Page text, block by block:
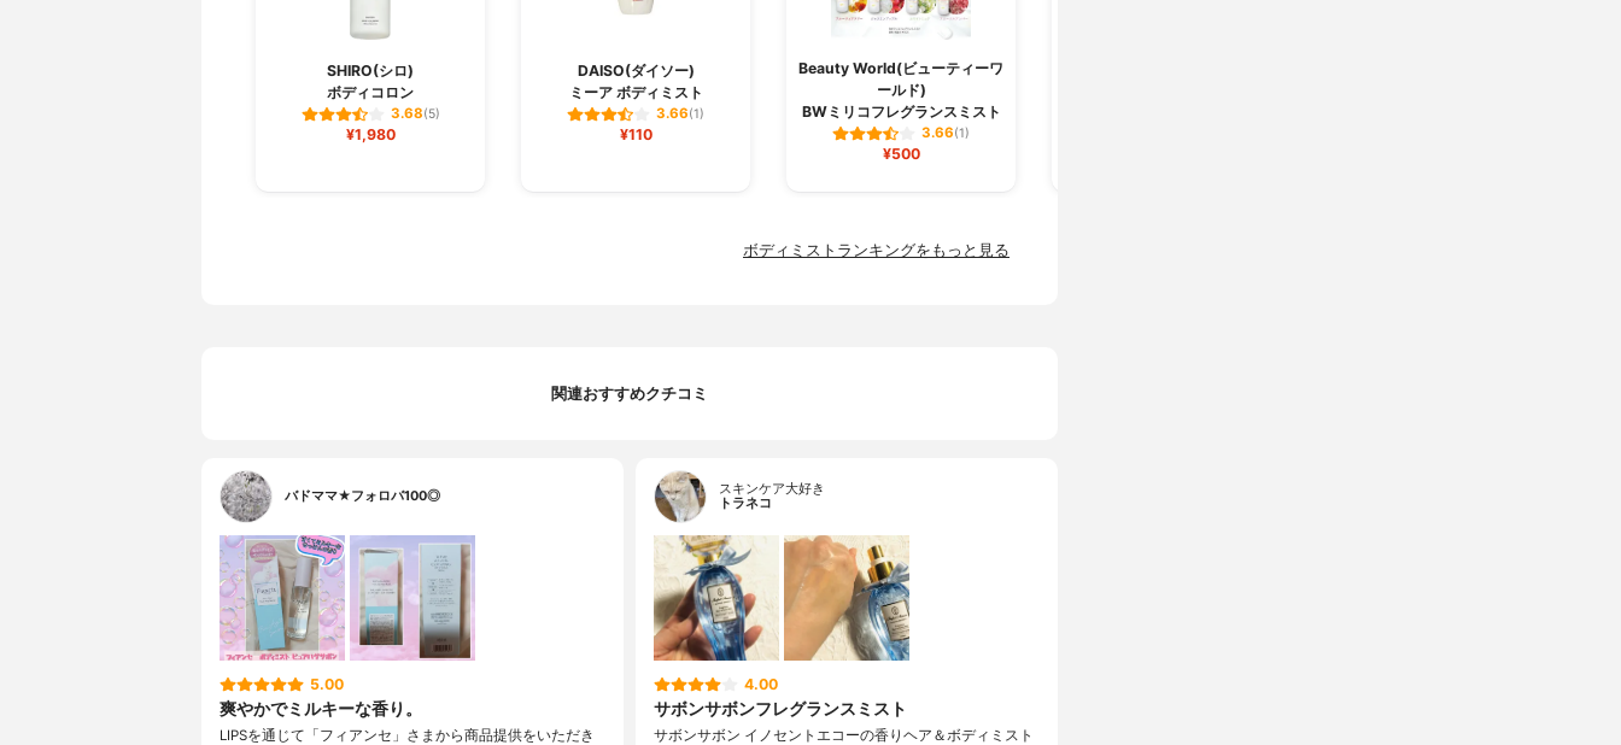
SHIRO(シロ)
ボディコロン
3.68(5)
¥1,980
DAISO(ダイソー)
ミーア ボディミスト
3.66(1)
¥110
Beauty World(ビューティーワ
ールド)
BWミリコフレグランスミスト
3.66(1)
¥500
ボディミストランキングをもっと見る
関連おすすめクチコミ
バドママ★フォロバ100◎
5.00
爽やかでミルキーな香り。
LIPSを通じて「フィアンセ」さまから商品提供をいただき
スキンケア大好き
トラネコ
4.00
サボンサボンフレグランスミスト
サボンサボン イノセントエコーの香りヘア＆ボディミスト